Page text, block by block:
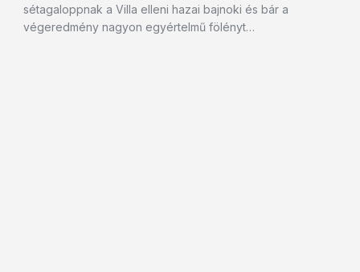
sétagaloppnak a Villa elleni hazai bajnoki és bár a
végeredmény nagyon egyértelmű fölényt…